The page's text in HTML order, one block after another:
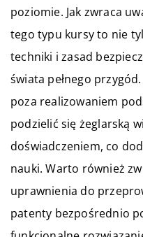
poziomie. Jak zwraca
tego typu kursy to nie
techniki i zasad
świata pełnego
poza realizowaniem
podzielić się żeglarską
doświadczeniem, co
nauki. Warto również
uprawnienia do
patenty bezpośrednio